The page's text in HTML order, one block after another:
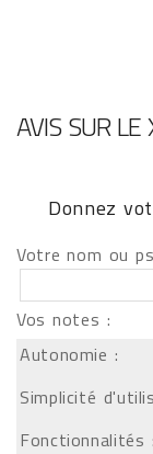
AVIS SUR
Donnez
Votre nom ou
Vos notes :
Autonomie :
Simplicité
Fonctionnalités :